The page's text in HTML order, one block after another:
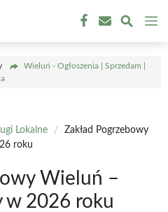
Wieluń - Ogłoszenia | Sprzedam |
Lokalne /
Zakład Pogrzebowy
roku
Wieluń –
w 2026 roku